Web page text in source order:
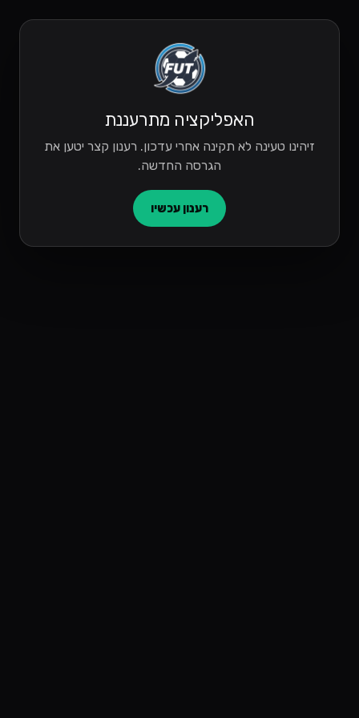
האפליקציה מתרעננת
זיהינו טעינה לא תקינה אחרי עדכון. רענון קצר יטען את
הגרסה החדשה.
רענון עכשיו